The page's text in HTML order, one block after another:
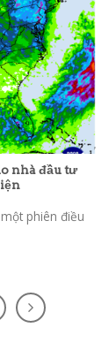
nhà đầu tư
phiên điều